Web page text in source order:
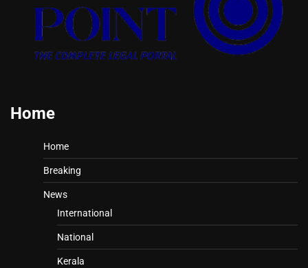
Home
Home
Breaking
News
International
National
Kerala